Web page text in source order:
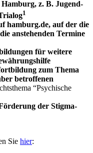
z. B. Jugend-
1
hamburg.de, auf der die
anstehenden Termine
für weitere
zum Thema
betroffenen
“Psychische
der Stigma-
Sie hier: